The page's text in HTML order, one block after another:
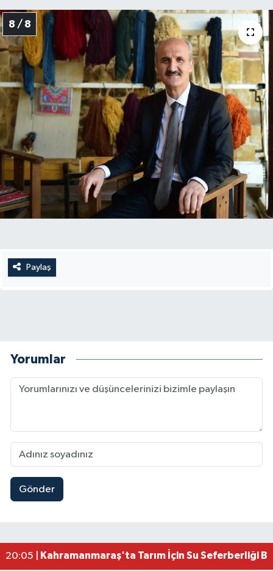
8 / 8
Paylaş
Yorumlar
Gönder
09:11 |Çerçeve Yasa Adalet Komisyonu'ndan Geçti!
20:05 |
Kahramanmaraş'ta Tarım İçin Su Seferberliği